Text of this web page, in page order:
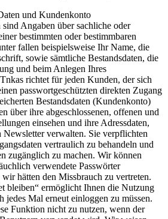
und Kundenkonto
sind Angaben über sachliche oder
bestimmten oder bestimmbaren
fallen beispielsweise Ihr Name, die
sowie sämtliche Bestandsdaten, die
und beim Anlegen Ihres
richtet für jeden Kunden, der sich
passwortgeschützten direkten Zugang
Bestandsdaten (Kundenkonto)
über ihre abgeschlossenen, offenen und
einsehen und ihre Adressdaten,
verwalten. Sie verpflichten
vertraulich zu behandeln und
zugänglich zu machen. Wir können
verwendete Passwörter
wir hätten den Missbrauch zu vertreten.
bleiben“ ermöglicht Ihnen die Nutzung
jedes Mal erneut einloggen zu müssen.
Funktion nicht zu nutzen, wenn der